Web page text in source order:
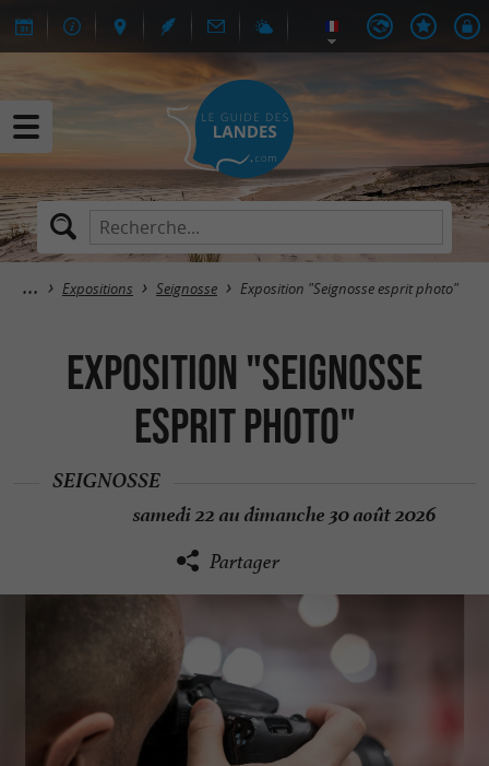
Expositions Seignosse Exposition "Seignosse esprit photo"
Exposition "Seignosse
esprit photo"
SEIGNOSSE
samedi 22 au dimanche 30 août 2026
Partager